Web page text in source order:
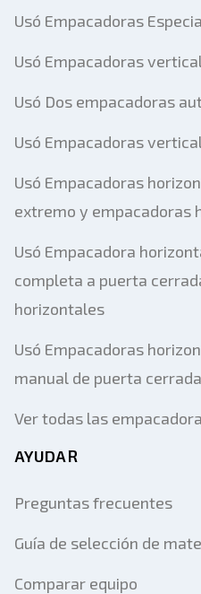
Usó Empacadoras
Usó Empacadoras
Usó Dos empacadoras
Usó Empacadoras
Usó Empacadoras
extremo y empacadoras
Usó Empacadora
completa a puerta
horizontales
Usó Empacadoras
manual de puerta cerrada
Ver todas las
AYUDAR
Preguntas frecuentes
Guía de selección de
Comparar equipo